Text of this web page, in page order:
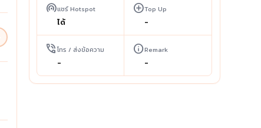
wifi_tetheringแชร์ Hotspot
ได้
add_circleTop Up
-
phone_in_talkโทร / ส่งข้อความ
-
infoRemark
-